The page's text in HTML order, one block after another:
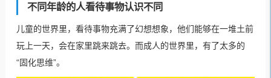
不同年龄的人看待事物认识不同
儿童的世界里，看待事物充满了幻想想象，他们能够在一堆土前
玩上一天，会在家里跳来跳去。而成人的世界里，有了太多的
“固化思维”。